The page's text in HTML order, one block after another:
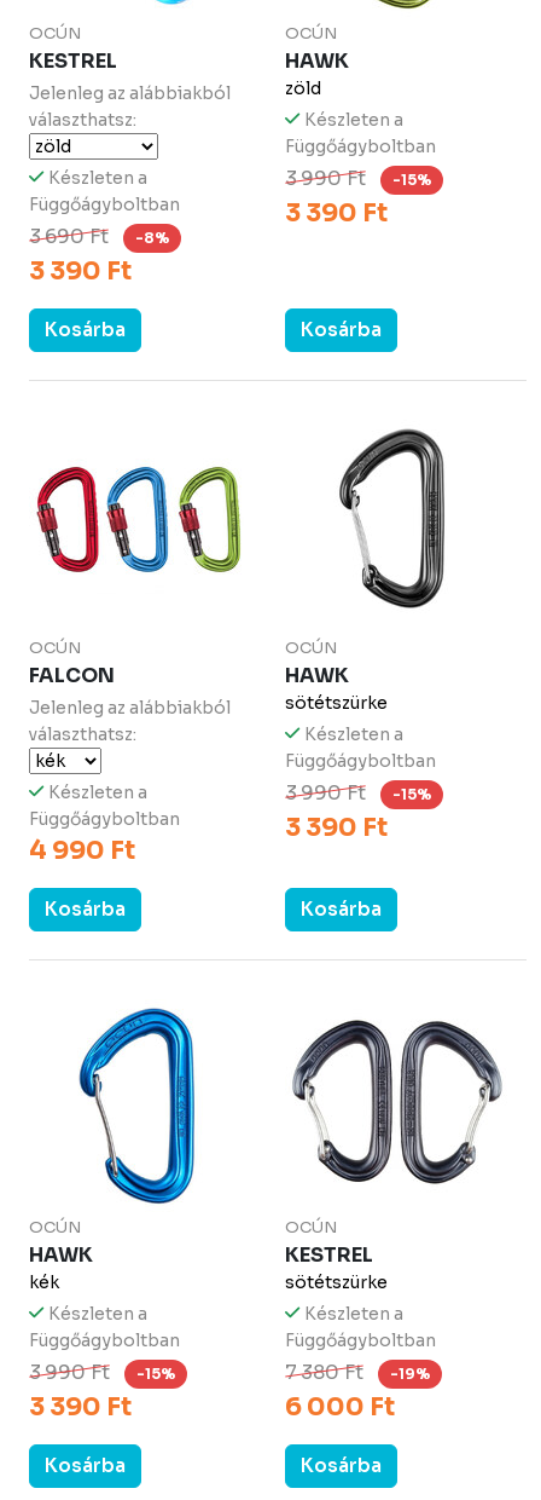
OCÚN
KESTREL
Jelenleg az alábbiakból
választhatsz:
Készleten a
Függőágyboltban
3 690 Ft -8%
3 390 Ft
Kosárba
OCÚN
HAWK
zöld
Készleten a
Függőágyboltban
3 990 Ft -15%
3 390 Ft
Kosárba
OCÚN
FALCON
Jelenleg az alábbiakból
választhatsz:
Készleten a
Függőágyboltban
4 990 Ft
Kosárba
OCÚN
HAWK
sötétszürke
Készleten a
Függőágyboltban
3 990 Ft -15%
3 390 Ft
Kosárba
OCÚN
HAWK
kék
Készleten a
Függőágyboltban
3 990 Ft -15%
3 390 Ft
Kosárba
OCÚN
KESTREL
sötétszürke
Készleten a
Függőágyboltban
7 380 Ft -19%
6 000 Ft
Kosárba